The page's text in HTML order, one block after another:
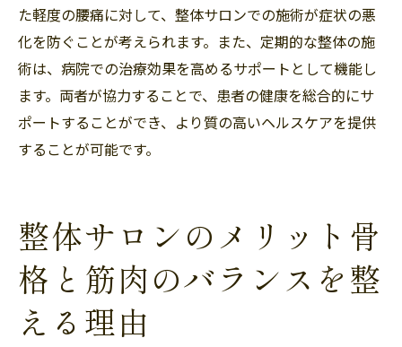
た軽度の腰痛に対して、整体サロンでの施術が症状の悪
化を防ぐことが考えられます。また、定期的な整体の施
術は、病院での治療効果を高めるサポートとして機能し
ます。両者が協力することで、患者の健康を総合的にサ
ポートすることができ、より質の高いヘルスケアを提供
することが可能です。
整体サロンのメリット骨
格と筋肉のバランスを整
える理由